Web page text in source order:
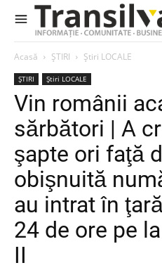
Acasă ȘTIRI Știri LOCALE
ȘTIRI Știri LOCALE
Vin românii
sărbători | A
şapte ori faţă
obişnuită
au intrat în
24 de ore pe
II